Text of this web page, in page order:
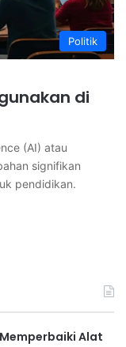
Politik
di
(AI) atau
signifikan
pendidikan.
Alat